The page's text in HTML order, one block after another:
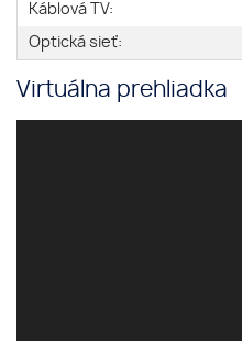
Káblová TV:
Optická sieť:
Virtuálna prehliadka